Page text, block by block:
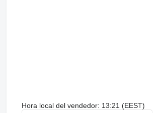
Hora local del vendedor: 13:21 (EEST)